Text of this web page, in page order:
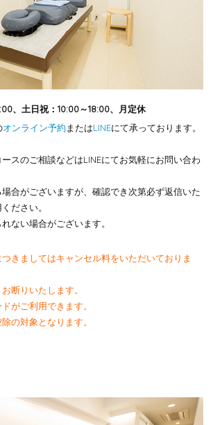
、土日祝：10:00～18:00、月定休
オンライン予約 またはLINEにて承っております。
スのご相談などはLINEにてお気軽にお問い合わ
合がございますが、確認でき次第必ず返信いた
ださい。
ない場合がございます。
きましてはキャンセル料をいただいておりま
断りいたします。
がご利用できます。
の対象となります。